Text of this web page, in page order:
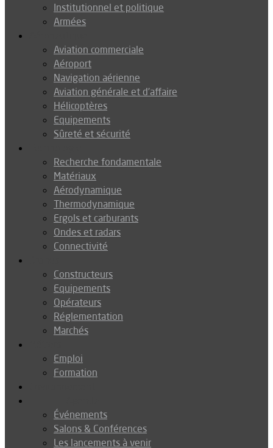
Institutionnel et politique
Armées
Aviation commerciale
Aéroport
Navigation aérienne
Aviation générale et d’affaire
Hélicoptères
Equipements
Sûreté et sécurité
Recherche fondamentale
Matériaux
Aérodynamique
Thermodynamique
Ergols et carburants
Ondes et radars
Connectivité
Constructeurs
Equipements
Opérateurs
Réglementation
Marchés
Emploi
Formation
Événements
Salons & Conférences
Les lancements à venir